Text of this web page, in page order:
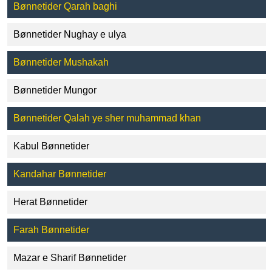
Bønnetider Qarah baghi
Bønnetider Nughay e ulya
Bønnetider Mushakah
Bønnetider Mungor
Bønnetider Qalah ye sher muhammad khan
Kabul Bønnetider
Kandahar Bønnetider
Herat Bønnetider
Farah Bønnetider
Mazar e Sharif Bønnetider